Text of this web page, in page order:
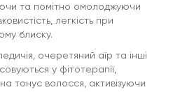
Gi Meo Ri Vitalizing Sclap
волосся. Перед використанням
Нанести емульсію на шкіру
до повного вбирання.
їх у пасма. Не потребує
та помітно омолоджуючи
легкість при
блиску.
очеретяний аїр та інші
у фітотерапії,
тонус волосся, активізуючи